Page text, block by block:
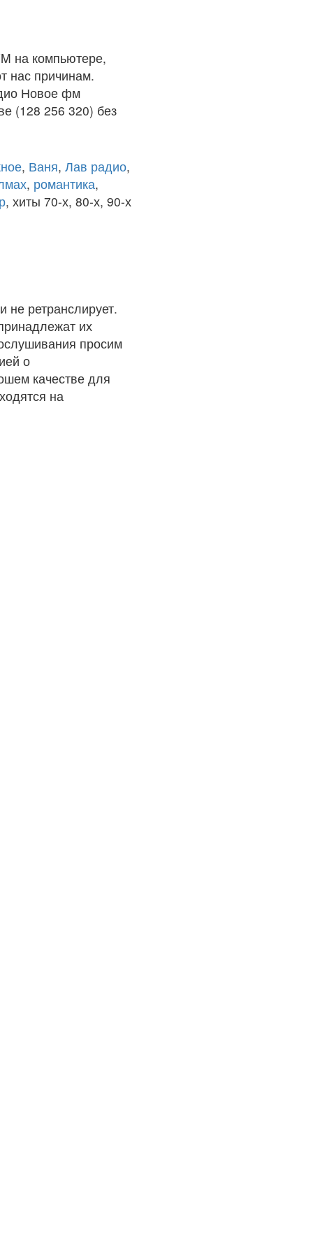
на компьютере,
нас причинам.
Новое фм
(128 256 320) без
, Ваня, Лав радио,
, романтика,
, хиты 70-х, 80-х, 90-х
не ретранслирует.
их
просим
о
качестве для
на